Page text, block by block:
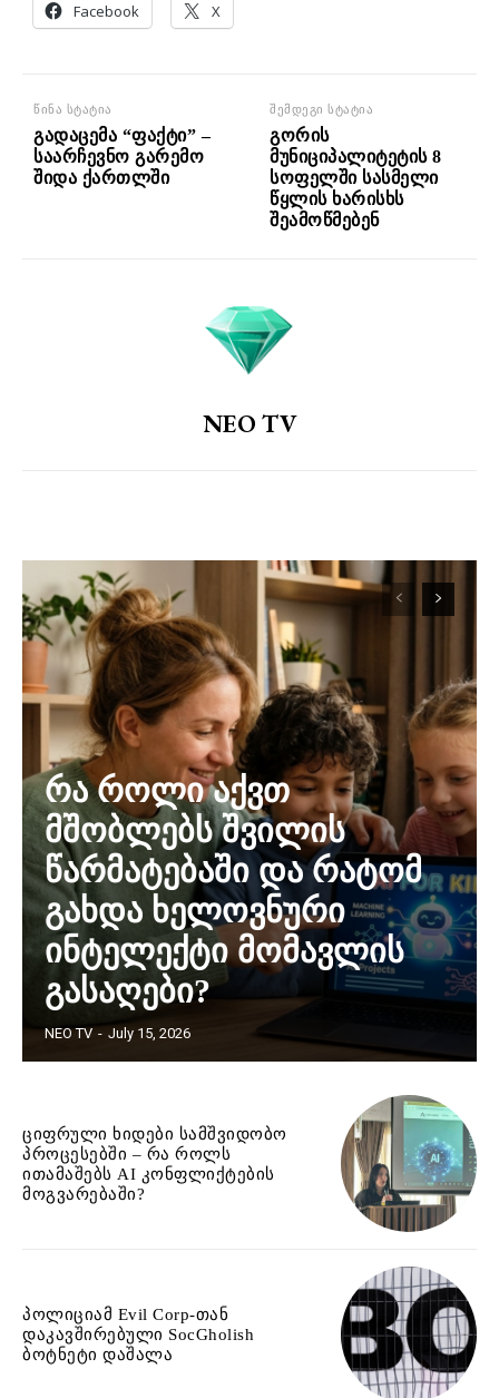
Facebook X
წინა სტატია
გადაცემა “ფაქტი” –
საარჩევნო გარემო
შიდა ქართლში
შემდეგი სტატია
გორის
მუნიციპალიტეტის 8
სოფელში სასმელი
წყლის ხარისხს
შეამოწმებენ
NEO TV
რა როლი აქვთ
მშობლებს შვილის
წარმატებაში და რატომ
გახდა ხელოვნური
ინტელექტი მომავლის
გასაღები?
NEO TV - July 15, 2026
ციფრული ხიდები სამშვიდობო
პროცესებში – რა როლს
ითამაშებს AI კონფლიქტების
მოგვარებაში?
პოლიციამ Evil Corp-თან
დაკავშირებული SocGholish
ბოტნეტი დაშალა